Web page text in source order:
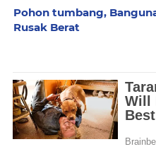
Pohon tumbang,
Rusak Berat